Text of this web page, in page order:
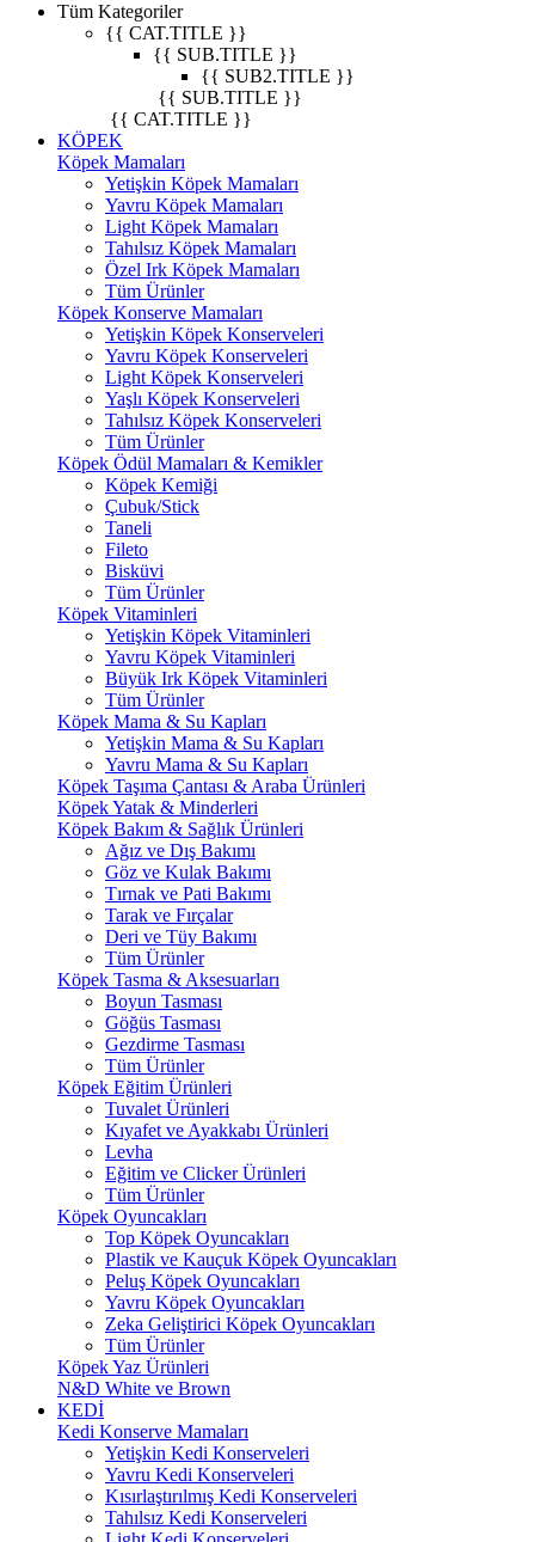
Tüm Kategoriler
{{ CAT.TITLE }}
{{ SUB.TITLE }}
{{ SUB2.TITLE }}
{{ SUB.TITLE }}
{{ CAT.TITLE }}
KÖPEK
Köpek Mamaları
Yetişkin Köpek Mamaları
Yavru Köpek Mamaları
Light Köpek Mamaları
Tahılsız Köpek Mamaları
Özel Irk Köpek Mamaları
Tüm Ürünler
Köpek Konserve Mamaları
Yetişkin Köpek Konserveleri
Yavru Köpek Konserveleri
Light Köpek Konserveleri
Yaşlı Köpek Konserveleri
Tahılsız Köpek Konserveleri
Tüm Ürünler
Köpek Ödül Mamaları & Kemikler
Köpek Kemiği
Çubuk/Stick
Taneli
Fileto
Bisküvi
Tüm Ürünler
Köpek Vitaminleri
Yetişkin Köpek Vitaminleri
Yavru Köpek Vitaminleri
Büyük Irk Köpek Vitaminleri
Tüm Ürünler
Köpek Mama & Su Kapları
Yetişkin Mama & Su Kapları
Yavru Mama & Su Kapları
Köpek Taşıma Çantası & Araba Ürünleri
Köpek Yatak & Minderleri
Köpek Bakım & Sağlık Ürünleri
Ağız ve Dış Bakımı
Göz ve Kulak Bakımı
Tırnak ve Pati Bakımı
Tarak ve Fırçalar
Deri ve Tüy Bakımı
Tüm Ürünler
Köpek Tasma & Aksesuarları
Boyun Tasması
Göğüs Tasması
Gezdirme Tasması
Tüm Ürünler
Köpek Eğitim Ürünleri
Tuvalet Ürünleri
Kıyafet ve Ayakkabı Ürünleri
Levha
Eğitim ve Clicker Ürünleri
Tüm Ürünler
Köpek Oyuncakları
Top Köpek Oyuncakları
Plastik ve Kauçuk Köpek Oyuncakları
Peluş Köpek Oyuncakları
Yavru Köpek Oyuncakları
Zeka Geliştirici Köpek Oyuncakları
Tüm Ürünler
Köpek Yaz Ürünleri
N&D White ve Brown
KEDİ
Kedi Konserve Mamaları
Yetişkin Kedi Konserveleri
Yavru Kedi Konserveleri
Kısırlaştırılmış Kedi Konserveleri
Tahılsız Kedi Konserveleri